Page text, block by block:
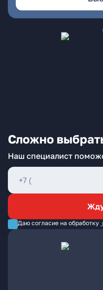
Сложно
Наш специалист
Даю согласие на обработку